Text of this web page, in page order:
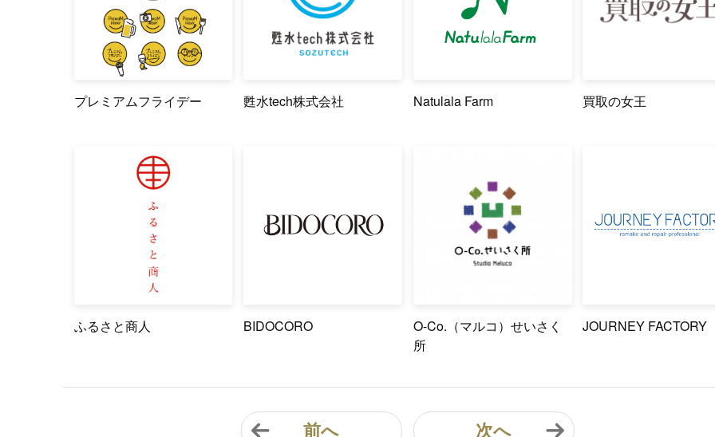
プレミアムフライデー 甦水tech株式会社 Natulala Farm 買取の女王
ふるさと商人 BIDOCORO
O-Co.（マルコ）せいさく
所
JOURNEY FACTORY
前へ 次へ